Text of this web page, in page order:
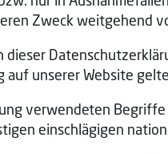
Zweck weitgehend
dieser
auf unserer Website
verwendeten
einschlägigen